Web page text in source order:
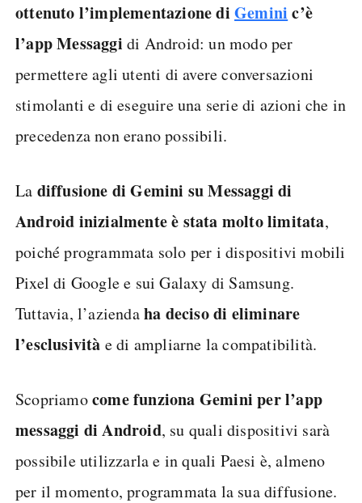
ottenuto l’implementazione di Gemini c’è
l’app Messaggi di Android: un modo per
permettere agli utenti di avere conversazioni
stimolanti e di eseguire una serie di azioni che in
precedenza non erano possibili.
La diffusione di Gemini su Messaggi di
Android inizialmente è stata molto limitata,
poiché programmata solo per i dispositivi mobili
Pixel di Google e sui Galaxy di Samsung.
Tuttavia, l’aziendaha deciso di eliminare
l’esclusività e di ampliarne la compatibilità.
Scopriamocome funziona Gemini per l’app
messaggi di Android, su quali dispositivi sarà
possibile utilizzarla e in quali Paesi è, almeno
per il momento, programmata la sua diffusione.